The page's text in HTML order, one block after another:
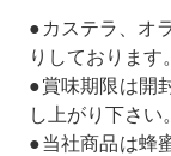
●カステラ、オ
りしております。
●賞味期限は開
し上がり下さい。
●当社商品は蜂